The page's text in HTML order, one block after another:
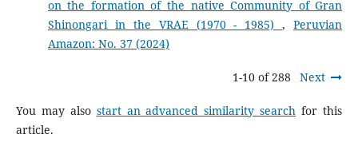
on the formation of the native Community of Gran
Shinongari in the VRAE (1970 - 1985),Peruvian
Amazon: No. 37 (2024)
1-10 of 288 Next
You may also start an advanced similarity search for this
article.